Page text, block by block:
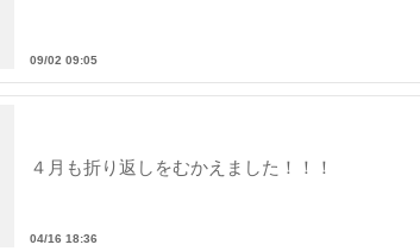
09/02 09:05
４月も折り返しをむかえました！！！
04/16 18:36